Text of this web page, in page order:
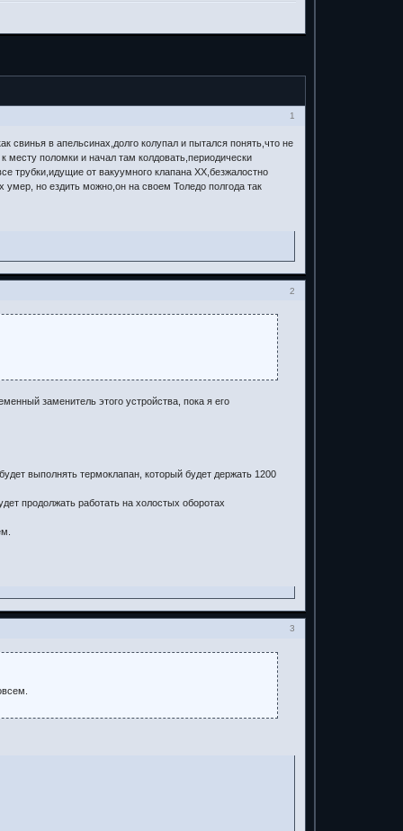
1
свинья в апельсинах,долго колупал и пытался понять,что не
месту поломки и начал там колдовать,периодически
трубки,идущие от вакуумного клапана ХХ,безжалостно
но ездить можно,он на своем Толедо полгода так
2
заменитель этого устройства, пока я его
выполнять термоклапан, который будет держать 1200
продолжать работать на холостых оборотах
3